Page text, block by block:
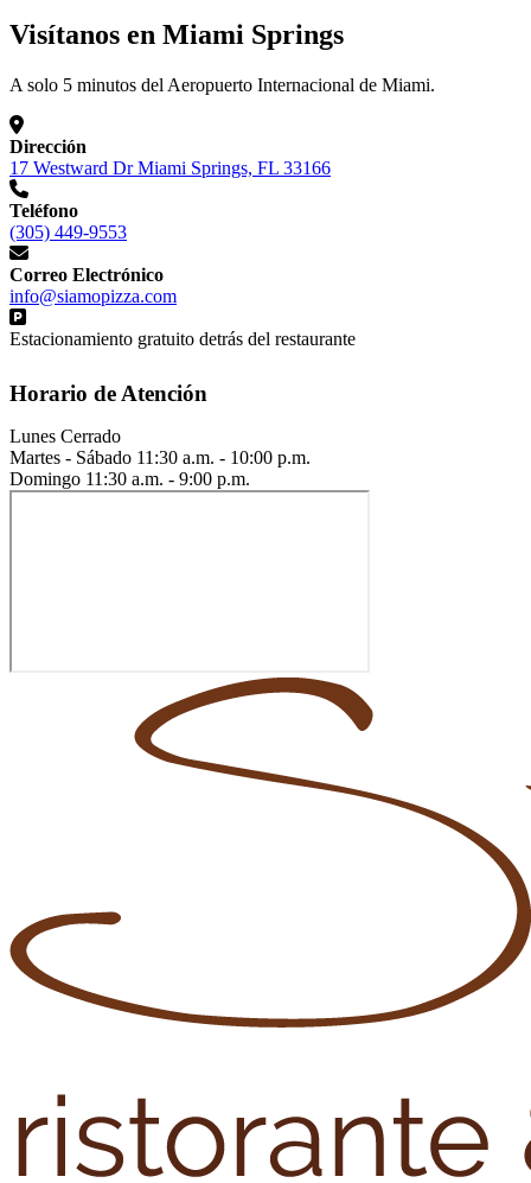
Visítanos en Miami Springs
A solo 5 minutos del Aeropuerto Internacional de Miami.
Dirección
17 Westward Dr Miami Springs, FL 33166
Teléfono
(305) 449-9553
Correo Electrónico
info@siamopizza.com
Estacionamiento gratuito detrás del restaurante
Horario de Atención
Lunes Cerrado
Martes - Sábado 11:30 a.m. - 10:00 p.m.
Domingo 11:30 a.m. - 9:00 p.m.